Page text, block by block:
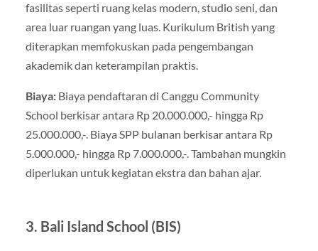
fasilitas seperti ruang kelas modern, studio seni, dan
area luar ruangan yang luas. Kurikulum British yang
diterapkan memfokuskan pada pengembangan
akademik dan keterampilan praktis.
Biaya:Biaya pendaftaran di Canggu Community
School berkisar antara Rp 20.000.000,- hingga Rp
25.000.000,-. Biaya SPP bulanan berkisar antara Rp
5.000.000,- hingga Rp 7.000.000,-. Tambahan mungkin
diperlukan untuk kegiatan ekstra dan bahan ajar.
3. Bali Island School (BIS)